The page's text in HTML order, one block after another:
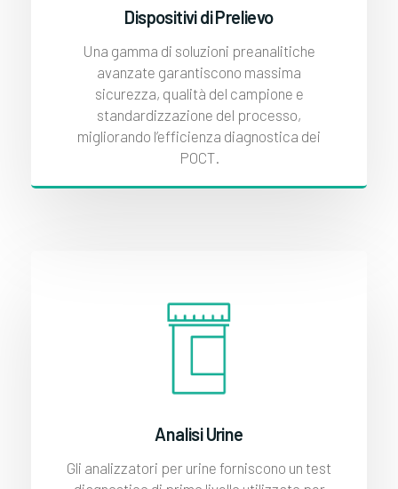
Dispositivi di Prelievo
Una gamma di soluzioni preanalitiche
avanzate garantiscono massima
sicurezza, qualità del campione e
standardizzazione del processo,
migliorando l’efficienza diagnostica dei
POCT.
Analisi Urine
Gli analizzatori per urine forniscono un test